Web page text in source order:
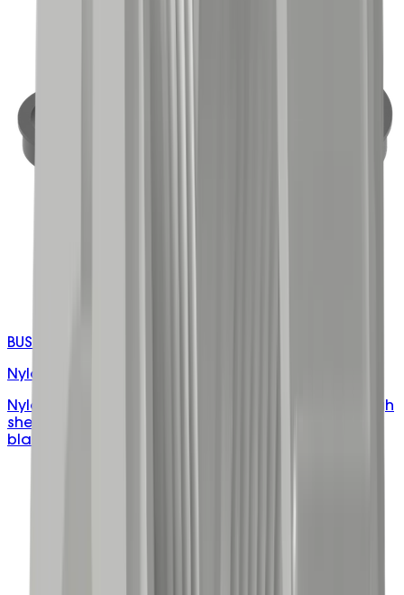
BUSH-MXX/S
Nylon Snap Bushings
Nylon 66 snap bushing that protects cables through
sheet metal holes; UL approved, halogen free,
black, 20–50mm.